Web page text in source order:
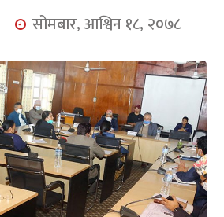
सोमबार, आश्विन १८, २०७८